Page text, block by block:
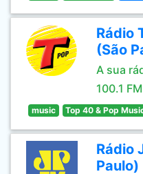
Rádio
(São
A sua
100.1 FM
music Top 40 & Pop
Rádio
Paulo)